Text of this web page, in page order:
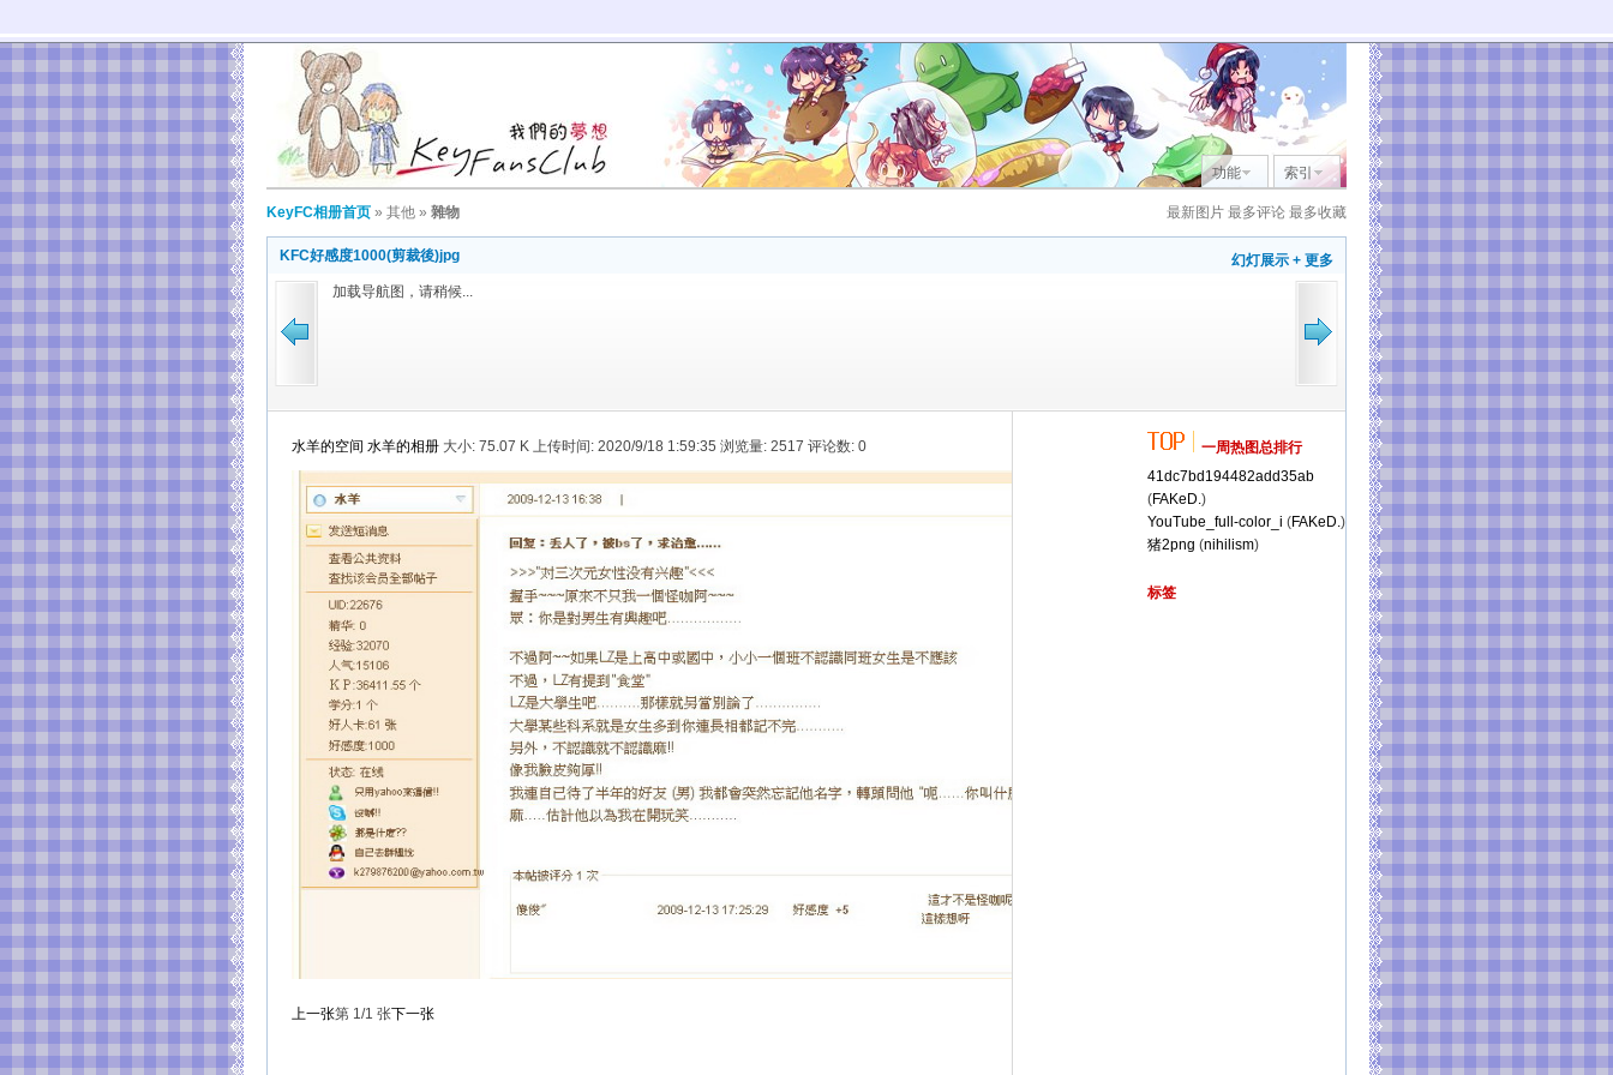
功能 索引
最新图片 最多评论 最多收藏
KeyFC相册首页 » 其他 » 雜物
幻灯展示 + 更多
KFC好感度1000(剪裁後)jpg
加载导航图，请稍候...
水羊的空间 水羊的相册 大小: 75.07 K 上传时间: 2020/9/18 1:59:35 浏览量: 2517 评论数: 0
上一张第 1/1 张下一张
一周热图总排行
41dc7bd194482add35ab
(FAKeD.)
YouTube_full-color_i (FAKeD.)
猪2png (nihilism)
标签